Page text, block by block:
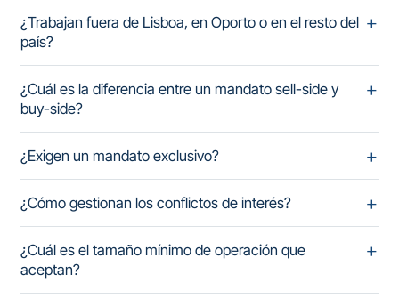
¿Trabajan fuera de Lisboa, en Oporto o en el resto del
país?
¿Cuál es la diferencia entre un mandato sell-side y
buy-side?
¿Exigen un mandato exclusivo?
¿Cómo gestionan los conflictos de interés?
¿Cuál es el tamaño mínimo de operación que
aceptan?